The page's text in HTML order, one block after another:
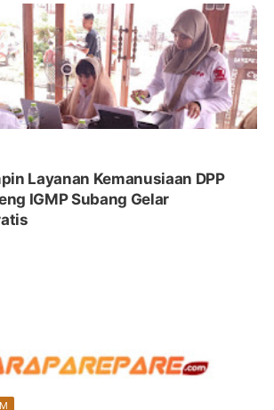
Layanan Kemanusiaan DPP
IGMP Subang Gelar